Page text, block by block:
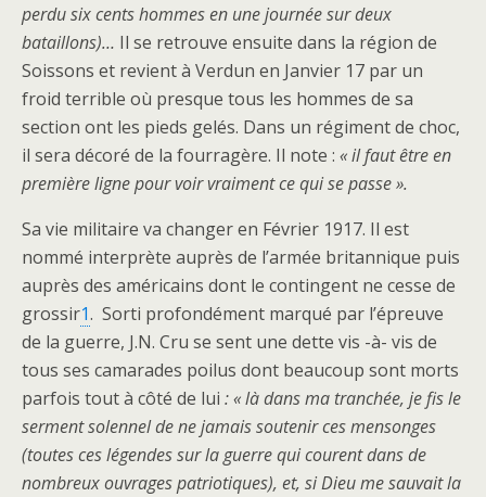
perdu six cents hommes en une journée sur deux
bataillons)… Il se retrouve ensuite dans la région de
Soissons et revient à Verdun en Janvier 17 par un
froid terrible où presque tous les hommes de sa
section ont les pieds gelés. Dans un régiment de choc,
il sera décoré de la fourragère. Il note : « il faut être en
première ligne pour voir vraiment ce qui se passe ».
Sa vie militaire va changer en Février 1917. Il est
nommé interprète auprès de l’armée britannique puis
auprès des américains dont le contingent ne cesse de
grossir1. Sorti profondément marqué par l’épreuve
de la guerre, J.N. Cru se sent une dette vis -à- vis de
tous ses camarades poilus dont beaucoup sont morts
parfois tout à côté de lui : « là dans ma tranchée, je fis le
serment solennel de ne jamais soutenir ces mensonges
(toutes ces légendes sur la guerre qui courent dans de
nombreux ouvrages patriotiques), et, si Dieu me sauvait la